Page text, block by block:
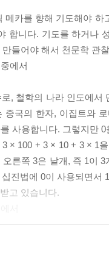
메카를 향해 기도해야 하
합니다. 기도를 하거나
들어야 해서 천문학 관
에서
로, 철학의 나라 인도에
중국의 한자, 이집트와
사용합니다. 그렇지만
× 100 + 3 × 10 + 3 × 1
른쪽 3은 낱개, 즉 1이
진법에 0이 사용되면서
고 있습니다.